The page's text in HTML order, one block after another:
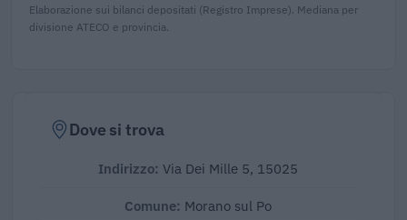
Elaborazione sui bilanci depositati (Registro Imprese). Mediana per
divisione ATECO e provincia.
Dove si trova
Indirizzo: Via Dei Mille 5, 15025
Comune: Morano sul Po